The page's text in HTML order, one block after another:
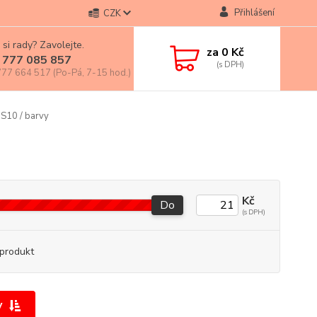
CZK Přihlášení
rady? Zavolejte.
085 857
664 517 (Po-Pá, 7-15 hod.)
za 0 Kč
/ barvy
Do Kč